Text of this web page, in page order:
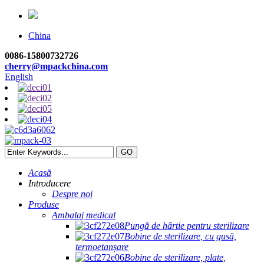
China
0086-15800732726
cherry@mpackchina.com
English
Acasă
Introducere
Despre noi
Produse
Ambalaj medical
Pungă de hârtie pentru sterilizare
Bobine de sterilizare, cu gusă,
termoetanșare
Bobine de sterilizare, plate,